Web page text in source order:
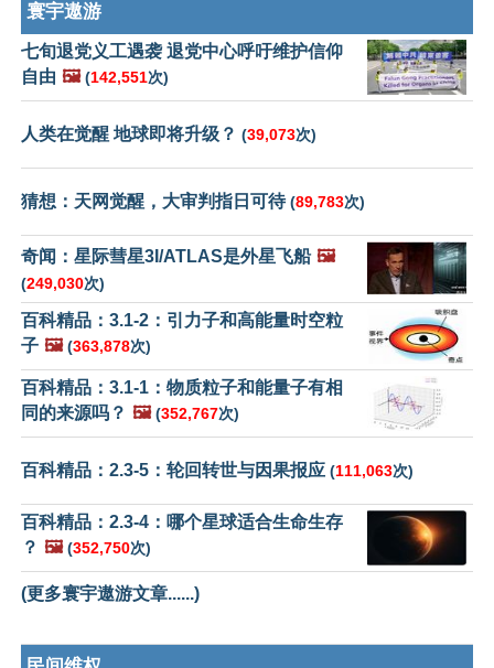
寰宇遨游
七旬退党义工遇袭 退党中心呼吁维护信仰
自由 🖼️ (142,551次)
人类在觉醒 地球即将升级？ (39,073次)
猜想：天网觉醒，大审判指日可待(89,783次)
奇闻：星际彗星3I/ATLAS是外星飞船 🖼️
(249,030次)
百科精品：3.1-2：引力子和高能量时空粒
子 🖼️ (363,878次)
百科精品：3.1-1：物质粒子和能量子有相
同的来源吗？ 🖼️ (352,767次)
百科精品：2.3-5：轮回转世与因果报应 (111,063次)
百科精品：2.3-4：哪个星球适合生命生存
？ 🖼️ (352,750次)
(更多寰宇遨游文章......)